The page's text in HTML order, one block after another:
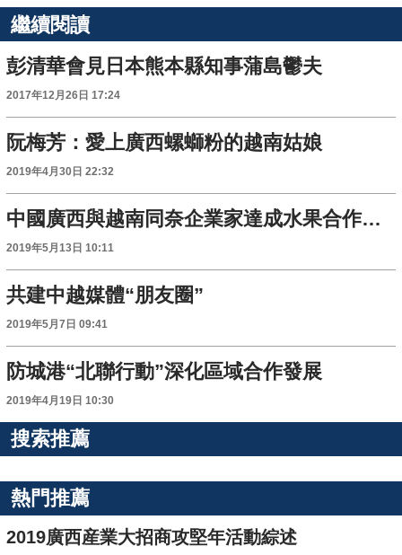
繼續閱讀
彭清華會見日本熊本縣知事蒲島鬱夫
2017年12月26日 17:24
阮梅芳：愛上廣西螺螄粉的越南姑娘
2019年4月30日 22:32
中國廣西與越南同奈企業家達成水果合作項目
2019年5月13日 10:11
共建中越媒體“朋友圈”
2019年5月7日 09:41
防城港“北聯行動”深化區域合作發展
2019年4月19日 10:30
搜索推薦
熱門推薦
2019廣西産業大招商攻堅年活動綜述